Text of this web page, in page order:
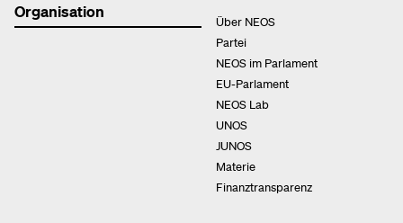
Organisation
Über NEOS
Partei
NEOS im Parlament
EU-Parlament
NEOS Lab
UNOS
JUNOS
Materie
Finanztransparenz